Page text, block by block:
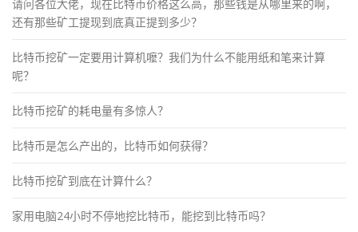
请问各位大佬，现在比特币价格这么高，那些钱是从哪里来的啊，
还有那些矿工提现到底真正提到多少？
比特币挖矿一定要用计算机嚒？我们为什么不能用纸和笔来计算
呢？
比特币挖矿的耗电量有多惊人？
比特币是怎么产出的，比特币如何获得？
比特币挖矿到底在计算什么？
家用电脑24小时不停地挖比特币，能挖到比特币吗？